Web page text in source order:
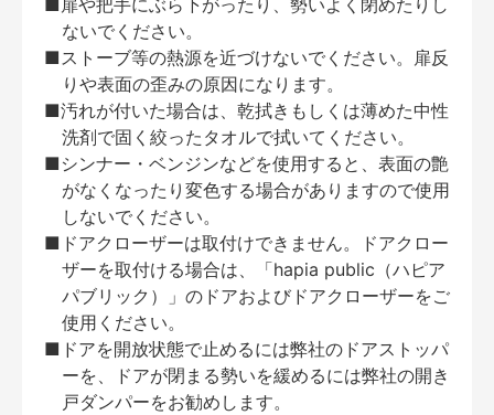
■扉や把手にぶら下がったり、勢いよく閉めたりし
ないでください。
■ストーブ等の熱源を近づけないでください。扉反
りや表面の歪みの原因になります。
■汚れが付いた場合は、乾拭きもしくは薄めた中性
洗剤で固く絞ったタオルで拭いてください。
■シンナー・ベンジンなどを使用すると、表面の艶
がなくなったり変色する場合がありますので使用
しないでください。
■ドアクローザーは取付けできません。ドアクロー
ザーを取付ける場合は、「hapia public（ハピア
パブリック）」のドアおよびドアクローザーをご
使用ください。
■ドアを開放状態で止めるには弊社のドアストッパ
ーを、ドアが閉まる勢いを緩めるには弊社の開き
戸ダンパーをお勧めします。